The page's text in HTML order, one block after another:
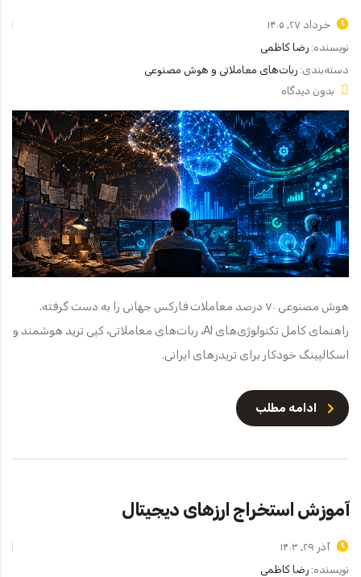
خرداد ۲۷, ۱۴۰۵
نویسنده: رضا کاظمی
دسته‌بندی: ربات‌های معاملاتی و هوش مصنوعی
بدون دیدگاه
هوش مصنوعی ۷۰ درصد معاملات فارکس جهانی را به دست گرفته.
راهنمای کامل تکنولوژی‌های AI، ربات‌های معاملاتی، کپی ترید هوشمند و
اسکالپینگ خودکار برای تریدرهای ایرانی.
ادامه مطلب
آموزش استخراج ارزهای دیجیتال
آذر ۲۹, ۱۴۰۳
نویسنده: رضا کاظمی